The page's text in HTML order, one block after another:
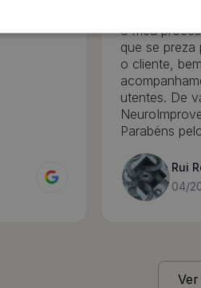
o meu
que se
o cliente,
utentes. De
Parabéns
Rui
04/